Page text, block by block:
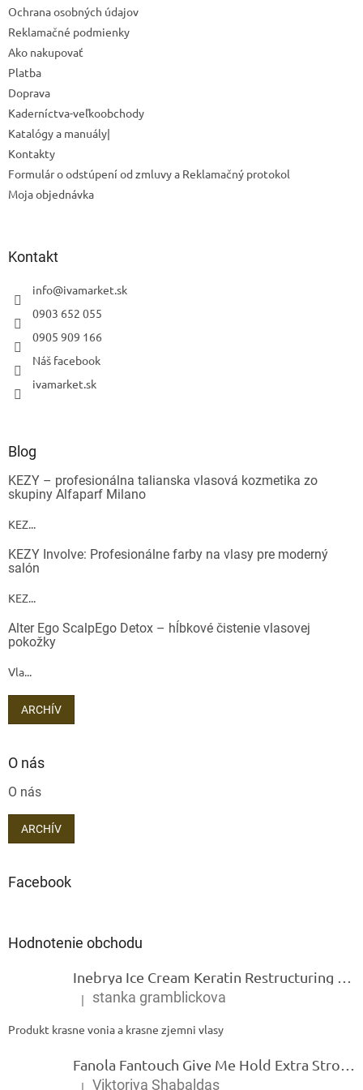
Ochrana osobných údajov
Reklamačné podmienky
Ako nakupovať
Platba
Doprava
Kaderníctva-veľkoobchody
Katalógy a manuály|
Kontakty
Formulár o odstúpení od zmluvy a Reklamačný protokol
Moja objednávka
Kontakt
info@ivamarket.sk
0903 652 055
0905 909 166
Náš facebook
ivamarket.sk
Blog
KEZY – profesionálna talianska vlasová kozmetika zo
skupiny Alfaparf Milano
KEZ...
KEZY Involve: Profesionálne farby na vlasy pre moderný
salón
KEZ...
Alter Ego ScalpEgo Detox – hĺbkové čistenie vlasovej
pokožky
Vla...
ARCHÍV
O nás
O nás
ARCHÍV
Facebook
Hodnotenie obchodu
Inebrya Ice Cream Keratin Restructuring Mask – reštrukturalizačná maska s keratínom 1000 ml
Hodnotenie produktu je 5 z 5 hviezdičiek.
| stanka gramblickova
Produkt krasne vonia a krasne zjemni vlasy
Fanola Fantouch Give Me Hold Extra Strong Fluid Gel - Extra silný rýchloschnúci tekutý gel 250 ml
| Viktoriya Shabaldas